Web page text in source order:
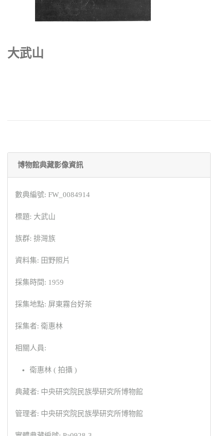
大武山
博物館典藏影像資訊
數典編號: FW_0084914
標題: 大武山
族群: 排灣族
資料集: 田野照片
採集時間: 1959
採集地點: 屏東霧台好茶
採集者: 衛惠林
相關人員:
衛惠林 ( 拍攝 )
典藏者: 中央研究院民族學研究所博物館
管理者: 中央研究院民族學研究所博物館